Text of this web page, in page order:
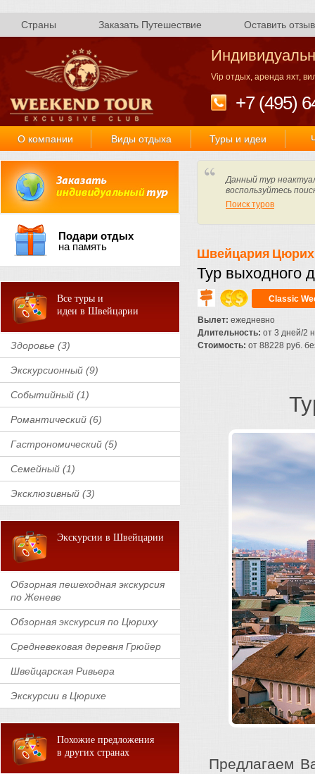
Страны Заказать Путешествие Оставить отзыв
Vip отдых, аренда яхт,
+7 (495)
О компании Виды отдыха Туры и идеи
Подари отдых
на память
Все туры и
идеи в Швейцарии
Здоровье (3)
Экскурсионный (9)
Событийный (1)
Романтический (6)
Гастрономический (5)
Семейный (1)
Эксклюзивный (3)
Экскурсии в Швейцарии
Обзорная пешеходная экскурсия
по Женеве
Обзорная экскурсия по Цюриху
Средневековая деревня Грюйер
Швейцарская Ривьера
Экскурсии в Цюрихе
Похожие предложения
в других странах
Данный тур
воспользуйтесь
Поиск туров
Швейцария Цюрих
Тур выходного
Classic
Вылет: ежедневно
Длительность: от 3 дней/2
Стоимость: от 88228 руб.
Предлагаем